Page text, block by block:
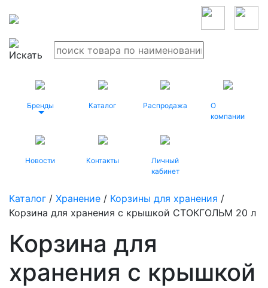
Бренды Каталог Распродажа
О
компании
Новости Контакты
Личный
кабинет
Каталог / Хранение / Корзины для хранения /
Корзина для хранения с крышкой СТОКГОЛЬМ 20 л
Корзина для
хранения с крышкой